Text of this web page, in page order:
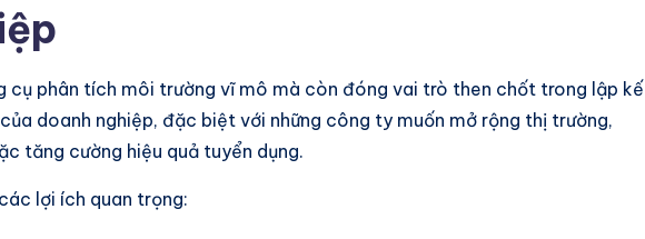
cụ phân tích môi trường vĩ mô mà còn đóng vai trò then chốt trong lập kế
doanh nghiệp, đặc biệt với những công ty muốn mở rộng thị trường,
tăng cường hiệu quả tuyển dụng.
lợi ích quan trọng: